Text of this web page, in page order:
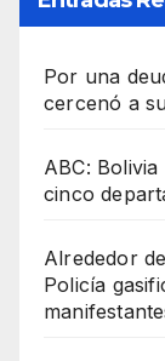
Por una
cercenó a
ABC:
cinco
Alrededor
Policía